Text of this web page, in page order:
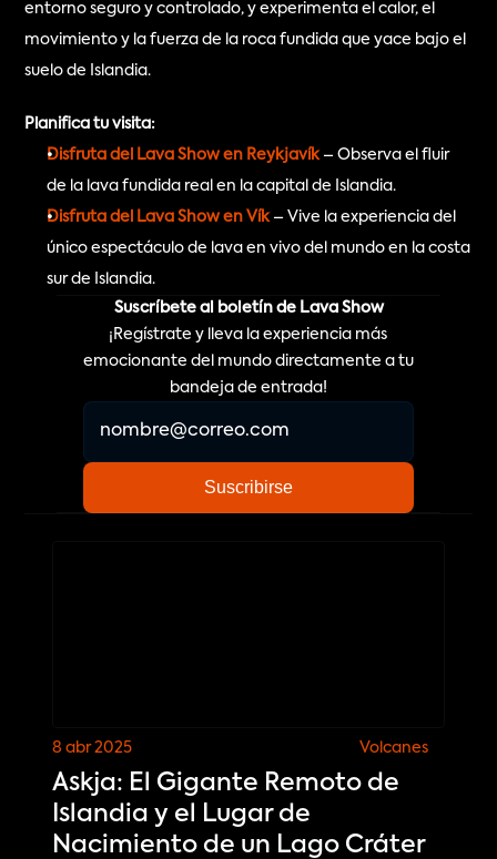
entorno seguro y controlado, y experimenta el calor, el
movimiento y la fuerza de la roca fundida que yace bajo el
suelo de Islandia.
Planifica tu visita:
Disfruta del Lava Show en Reykjavík – Observa el fluir
de la lava fundida real en la capital de Islandia.
Disfruta del Lava Show en Vík – Vive la experiencia del
único espectáculo de lava en vivo del mundo en la costa
sur de Islandia.
Suscríbete al boletín de Lava Show
¡Regístrate y lleva la experiencia más
emocionante del mundo directamente a tu
bandeja de entrada!
8 abr 2025 Volcanes
Askja: El Gigante Remoto de
Islandia y el Lugar de
Nacimiento de un Lago Cráter